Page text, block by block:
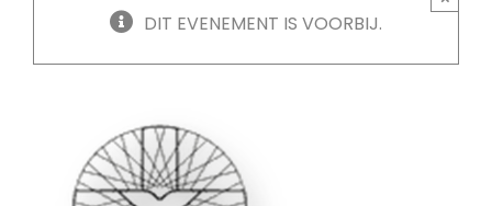
DIT EVENEMENT IS VOORBIJ.